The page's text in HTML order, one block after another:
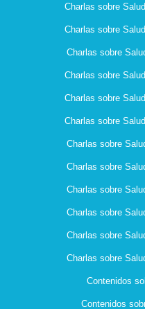
Charlas sobre
Charlas sobre
Charlas sobre
Charlas sobre
Charlas sobre
Charlas sobre
Charlas sobre
Charlas sobre
Charlas sobre
Charlas sobre
Charlas sobre
Charlas sobre
Contenidos
Contenidos